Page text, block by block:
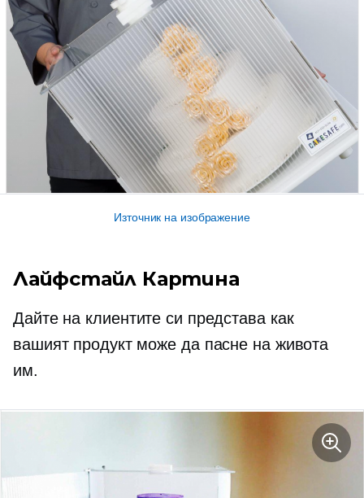
Източник на изображение
Лайфстайл Картина
Дайте на клиентите си представа как
вашият продукт може да пасне на живота
им.